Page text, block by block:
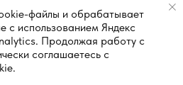
файлы и обрабатывает
с использованием Яндекс
Продолжая работу с
соглашаетесь с